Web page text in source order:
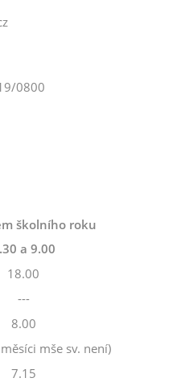
0800
školního roku
a 9.00
18.00
---
8.00
mše sv. není)
7.15